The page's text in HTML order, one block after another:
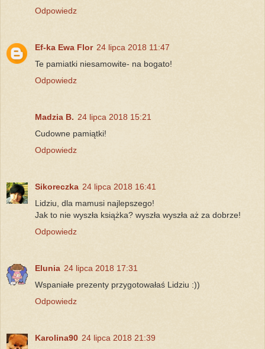
Odpowiedz
Ef-ka Ewa Flor 24 lipca 2018 11:47
Te pamiatki niesamowite- na bogato!
Odpowiedz
Madzia B. 24 lipca 2018 15:21
Cudowne pamiątki!
Odpowiedz
Sikoreczka 24 lipca 2018 16:41
Lidziu, dla mamusi najlepszego!
Jak to nie wyszła książka? wyszła wyszła aż za dobrze!
Odpowiedz
Elunia 24 lipca 2018 17:31
Wspaniałe prezenty przygotowałaś Lidziu :))
Odpowiedz
Karolina90 24 lipca 2018 21:39